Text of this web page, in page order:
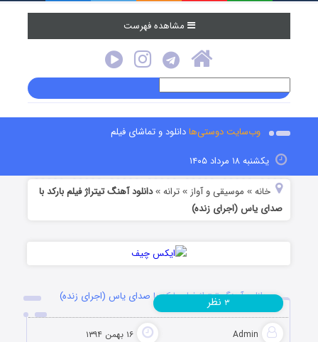
مشاهده فهرست
وب‌سایت دوستی‌هادانلود و تماشای فیلم
یکشنبه ۱۸ مرداد ۱۴۰۵
خانه » موسیقی و آواز »ترانه »دانلود آهنگ تیتراژ فیلم بارکد با
صدای یاس (اجرای زنده)
دانلود آهنگ تیتراژ فیلم بارکد با صدای یاس (اجرای زنده)
Admin ۱۶ بهمن ۱۳۹۴
۳ نظر